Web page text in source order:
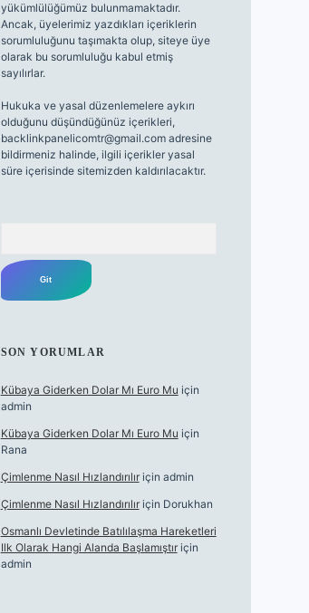
yükümlülüğümüz bulunmamaktadır.
Ancak, üyelerimiz yazdıkları içeriklerin
sorumluluğunu taşımakta olup, siteye üye
olarak bu sorumluluğu kabul etmiş
sayılırlar.
Hukuka ve yasal düzenlemelere aykırı
olduğunu düşündüğünüz içerikleri,
backlinkpanelicomtr@gmail.comadresine
bildirmeniz halinde, ilgili içerikler yasal
süre içerisinde sitemizden kaldırılacaktır.
SON YORUMLAR
Kübaya Giderken Dolar Mı Euro Mu için
admin
Kübaya Giderken Dolar Mı Euro Mu için
Rana
Çimlenme Nasıl Hızlandırılıriçin admin
Çimlenme Nasıl Hızlandırılıriçin Dorukhan
Osmanlı Devletinde Batılılaşma Hareketleri
Ilk Olarak Hangi Alanda Başlamıştıriçin
admin